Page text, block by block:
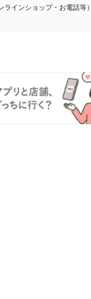
ラインショップ・お電話等